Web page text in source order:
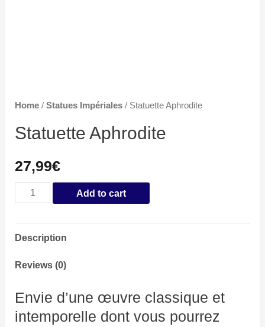
Home /Statues Impériales / Statuette Aphrodite
Statuette Aphrodite
27,99€
Statuette
Add to cart
Description
Reviews (0)
Envie d’une œuvre classique et
intemporelle dont vous pourrez